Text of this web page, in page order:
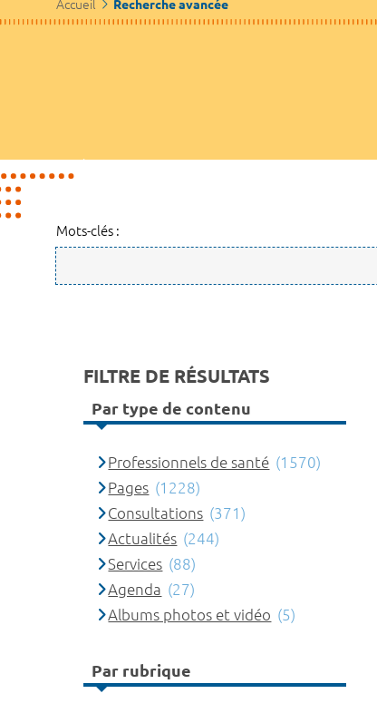
Accueil Recherche avancée
Mots-clés :
FILTRE DE RÉSULTATS
Par type de contenu
Professionnels de santé (1570)
Pages (1228)
Consultations (371)
Actualités (244)
Services (88)
Agenda (27)
Albums photos et vidéo (5)
Par rubrique